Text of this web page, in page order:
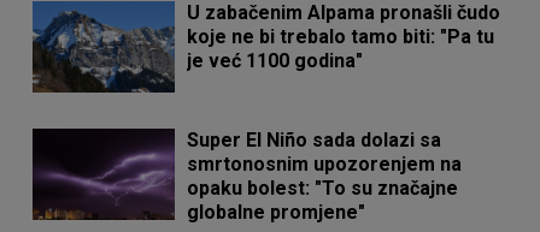
U zabačenim Alpama pronašli čudo
koje ne bi trebalo tamo biti: "Pa tu
je već 1100 godina"
Super El Niño sada dolazi sa
smrtonosnim upozorenjem na
opaku bolest: "To su značajne
globalne promjene"